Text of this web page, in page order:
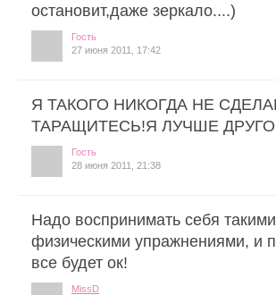
остановит,даже зеркало....)
Гость
27 июня 2011, 17:42
Я ТАКОГО НИКОГДА НЕ
ТАРАЩИТЕСЬ!Я ЛУЧШЕ
Гость
28 июня 2011, 21:38
Надо воспринимать себя
физическими упражнениями, и
все будет ок!
MissD